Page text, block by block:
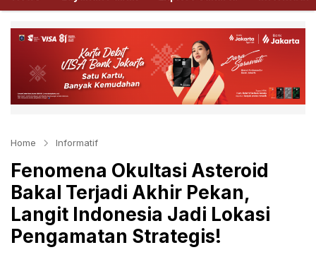
Home Informatif
Fenomena Okultasi Asteroid
Bakal Terjadi Akhir Pekan,
Langit Indonesia Jadi Lokasi
Pengamatan Strategis!